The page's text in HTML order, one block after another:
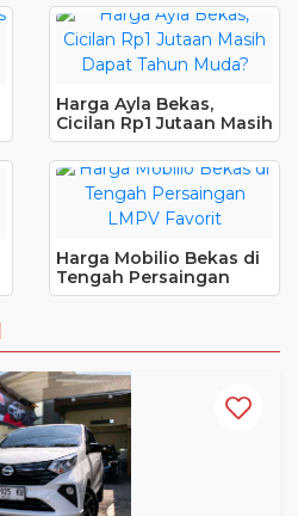
Harga Ayla Bekas,
Cicilan Rp1 Jutaan Masih
Dapat Tahun Muda?
Harga Mobilio Bekas di
Tengah Persaingan
LMPV Favorit